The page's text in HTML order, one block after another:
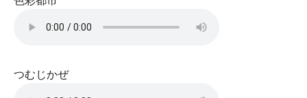
つむじかぜ